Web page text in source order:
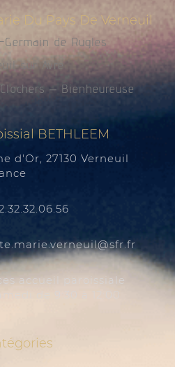
Du Pays De Verneuil
de Rugles
sur Avre
– Bienheureuse
BETHLEEM
d'Or, 27130 Verneuil
rf.rfs
accueil paroissiale
de 9:30 à 12:00